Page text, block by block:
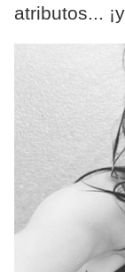
atributos...